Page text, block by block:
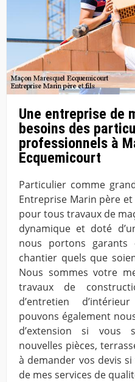
Une entreprise de
besoins des
professionnels à
Ecquemicourt
Particulier comme
Entreprise Marin père
pour tous travaux de
dynamique et doté
nous portons
chantier quels que
Nous sommes votre
travaux de
d’entretien
pouvons également
d’extension si vous
nouvelles pièces,
à demander vos devis
de mes services de